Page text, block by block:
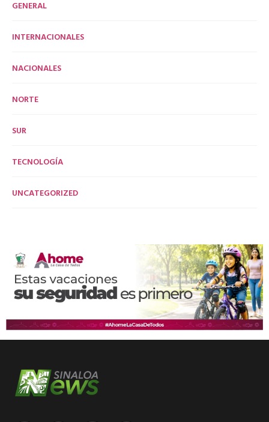
GENERAL
INTERNACIONALES
NACIONALES
NORTE
SUR
TECNOLOGÍA
UNCATEGORIZED